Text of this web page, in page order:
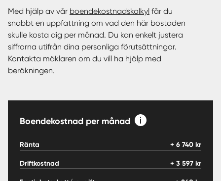
Med hjälp av vår boendekostnadskalkyl får du
snabbt en uppfattning om vad den här bostaden
skulle kosta dig per månad. Du kan enkelt justera
siffrorna utifrån dina personliga förutsättningar.
Kontakta mäklaren om du vill ha hjälp med
beräkningen.
Boendekostnad per månad
Ränta + 6 740 kr
Driftkostnad + 3 597 kr